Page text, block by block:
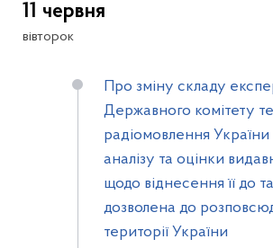
11 червня
вівторок
Про зміну складу
Державного комітету
радіомовлення України
аналізу та оцінки
щодо віднесення її до
дозволена до
території України